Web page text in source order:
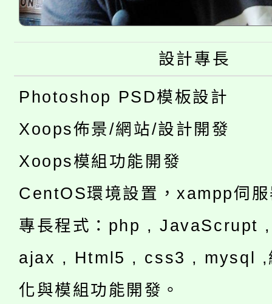
設計專長
Photoshop PSD模板設計
Xoops佈景/網站/設計開發
Xoops模組功能開發
CentOS環境設置，xampp伺
專長程式：php , JavaScrupt
ajax , Html5 , css3 , mysql ,
化與模組功能開發。